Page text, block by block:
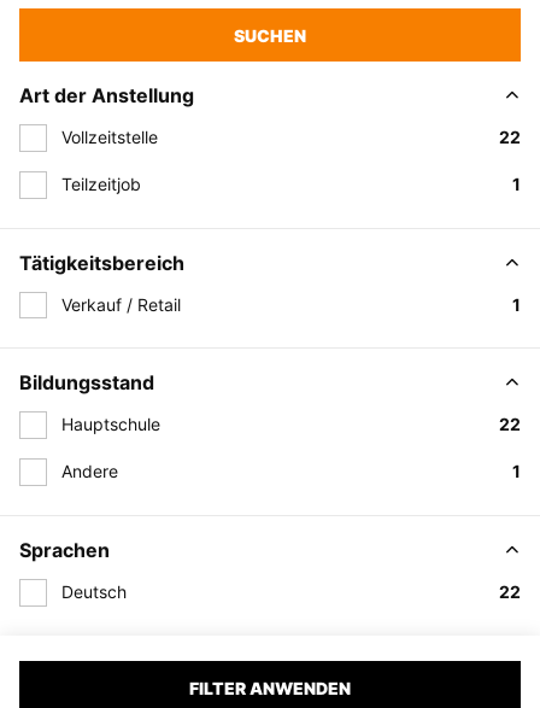
SUCHEN
Art der Anstellung
Vollzeitstelle 22
Teilzeitjob 1
Tätigkeitsbereich
Verkauf / Retail 1
Bildungsstand
Hauptschule 22
Andere 1
Sprachen
Deutsch 22
FILTER ANWENDEN